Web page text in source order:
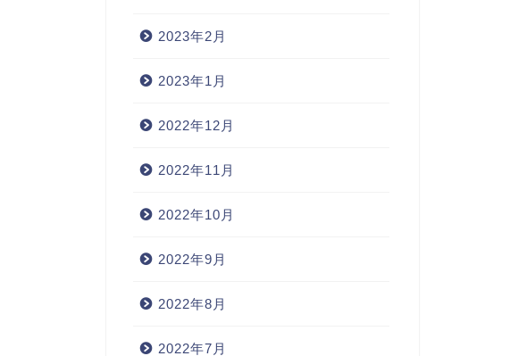
2023年2月
2023年1月
2022年12月
2022年11月
2022年10月
2022年9月
2022年8月
2022年7月